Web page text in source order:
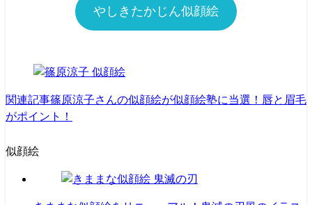
やしきたかじん似顔絵
関連記事篠原涼子さんの似顔絵が似顔絵塾に当選！唇と眉毛
がポイント！
似顔絵